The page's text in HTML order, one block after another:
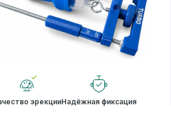
эрекцииНадёжная фиксация